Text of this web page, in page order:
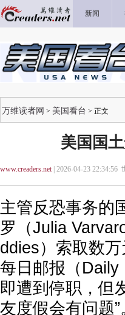
新闻
万维读者网 > 美国看台 > 正文
美国国
www.creaders.net| 2026-04-23 22:34:56
主管反恐事务的
罗（Julia
ddies）索取数
每日邮报（Daily
即遭到停职，但
友度假会有问题”